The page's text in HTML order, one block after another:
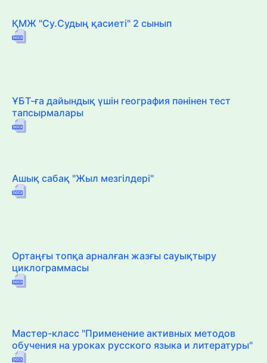
ҚМЖ "Су.Судың қасиеті" 2 сынып
ҰБТ-ға дайындық үшін география пәнінен тест
тапсырмалары
Ашық сабақ "Жыл мезгілдері"
Ортаңғы топқа арналған жазғы сауықтыру
циклограммасы
Мастер-класс "Применение активных методов
обучения на уроках русского языка и литературы"